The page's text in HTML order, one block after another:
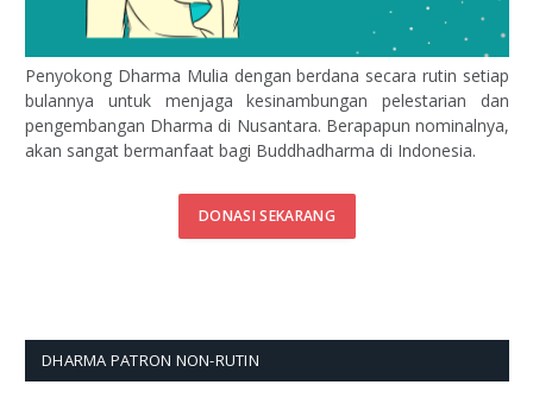
Penyokong Dharma Mulia dengan berdana secara rutin setiap
bulannya untuk menjaga kesinambungan pelestarian dan
pengembangan Dharma di Nusantara. Berapapun nominalnya,
akan sangat bermanfaat bagi Buddhadharma di Indonesia.
DONASI SEKARANG
DHARMA PATRON NON-RUTIN